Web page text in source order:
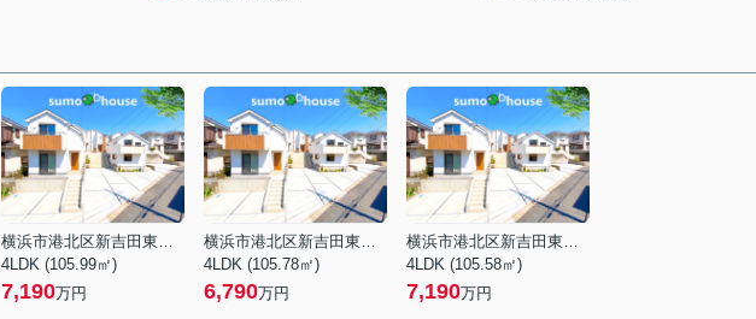
横浜市港北区新吉田東１丁目
4LDK (105.99㎡)
7,190万円
横浜市港北区新吉田東１丁目
4LDK (105.78㎡)
6,790万円
横浜市港北区新吉田東１丁目
4LDK (105.58㎡)
7,190万円